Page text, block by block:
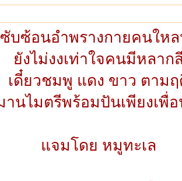
บซ้อนอำพรางกายคนให
ยังไม่งงเท่าใจคนมีหลาก
เดี๋ยวชมพู แดง ขาว ตาม
านไมตรีพร้อมปันเพียงเพื่
แจมโดย หมูทะเล